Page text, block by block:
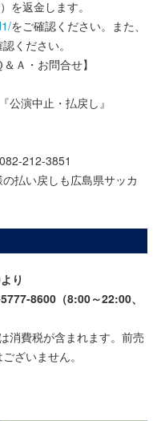
を返金します。
をご確認ください。また、
ください。
Ａ・お問合せ】
演中止・払戻し』
212-3851
払い戻しも広島県サッカ
り
8600（8:00～22:00、
消費税が含まれます。前売
ざいません。